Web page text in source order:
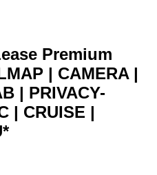
Premium
| CAMERA |
| PRIVACY-
| CRUISE |